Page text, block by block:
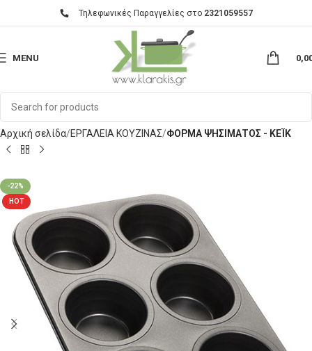
Τηλεφωνικές Παραγγελίες στο 2321059557
MENU
Αρχική σελίδα ΕΡΓΑΛΕΙΑ ΚΟΥΖΙΝΑΣ ΦΟΡΜΑ ΨΗΣΙΜΑΤΟΣ - ΚΕΪΚ
-22%
HOT